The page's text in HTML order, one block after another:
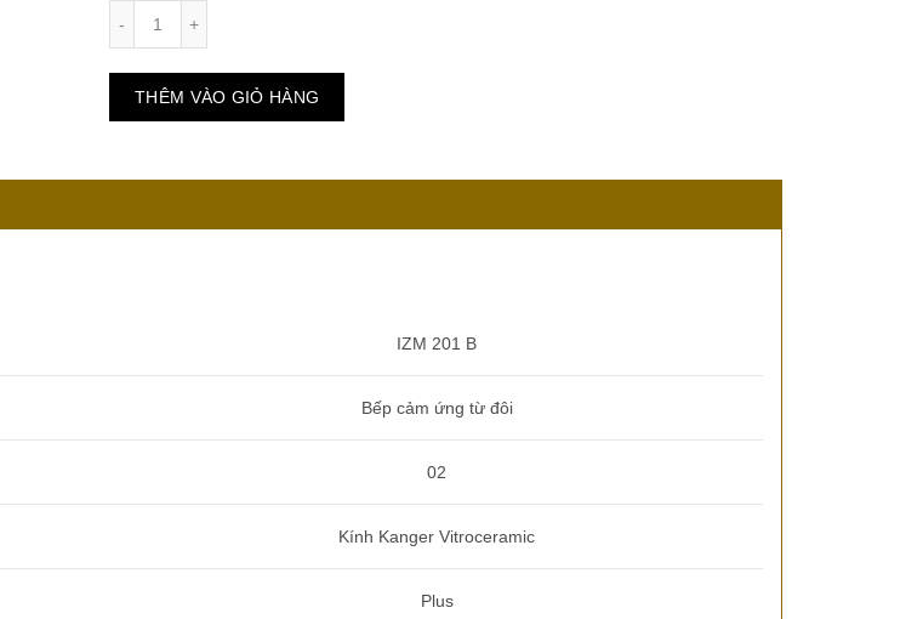
THÊM VÀO GIỎ HÀNG
IZM 201 B
Bếp cảm ứng từ đôi
02
Kính Kanger Vitroceramic
Plus